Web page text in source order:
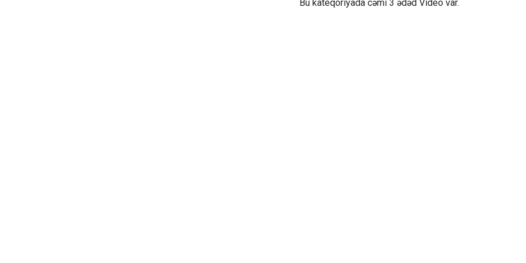
Bu kateqoriyada cəmi 3 ədəd Video var.